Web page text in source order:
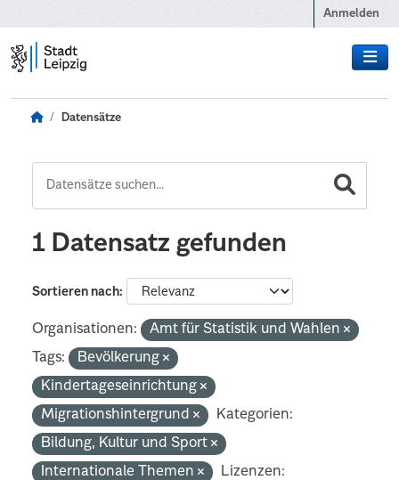
Anmelden
Datensätze
1 Datensatz gefunden
Sortieren nach
Organisationen:
Amt für Statistik und Wahlen
Tags:
Bevölkerung
Kindertageseinrichtung
Migrationshintergrund
Kategorien:
Bildung, Kultur und Sport
Internationale Themen
Lizenzen: